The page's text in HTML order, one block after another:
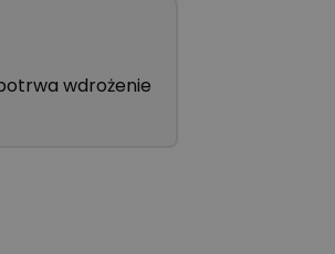
wdrożenie